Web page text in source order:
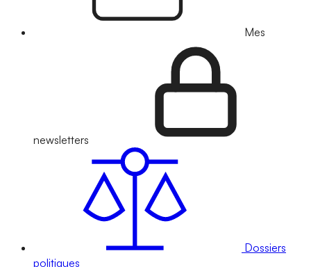
Mes
newsletters
Dossiers
politiques